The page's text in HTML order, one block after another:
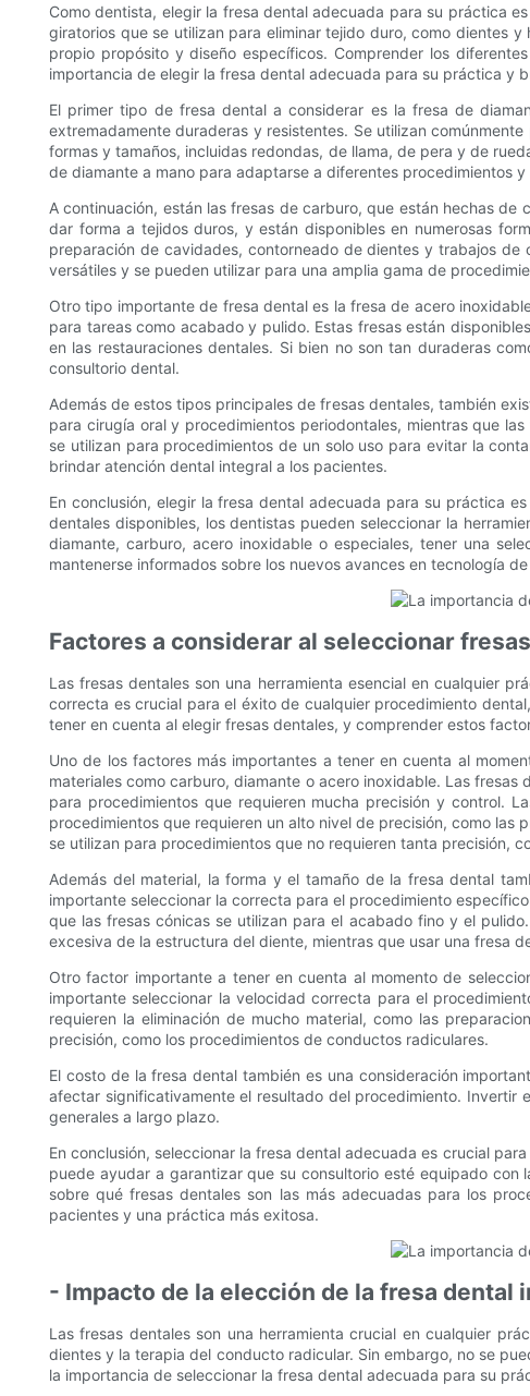
Como dentista, elegir la fresa dental adecuada para su práctica
giratorios que se utilizan para eliminar tejido duro, como dientes
propio propósito y diseño específicos. Comprender los
importancia de elegir la fresa dental adecuada para su práctica y
El primer tipo de fresa dental a considerar es la fresa de
extremadamente duraderas y resistentes. Se utilizan
formas y tamaños, incluidas redondas, de llama, de pera y de
de diamante a mano para adaptarse a diferentes procedimientos
A continuación, están las fresas de carburo, que están hechas
dar forma a tejidos duros, y están disponibles en numerosas
preparación de cavidades, contorneado de dientes y trabajos
versátiles y se pueden utilizar para una amplia gama de
Otro tipo importante de fresa dental es la fresa de acero
para tareas como acabado y pulido. Estas fresas están
en las restauraciones dentales. Si bien no son tan duraderas
consultorio dental.
Además de estos tipos principales de fresas dentales, también
para cirugía oral y procedimientos periodontales, mientras que
se utilizan para procedimientos de un solo uso para evitar la
brindar atención dental integral a los pacientes.
En conclusión, elegir la fresa dental adecuada para su práctica
dentales disponibles, los dentistas pueden seleccionar la
diamante, carburo, acero inoxidable o especiales, tener una
mantenerse informados sobre los nuevos avances en tecnología
Factores a considerar al seleccionar
Las fresas dentales son una herramienta esencial en cualquier
correcta es crucial para el éxito de cualquier procedimiento
tener en cuenta al elegir fresas dentales, y comprender estos
Uno de los factores más importantes a tener en cuenta al
materiales como carburo, diamante o acero inoxidable. Las
para procedimientos que requieren mucha precisión y control.
procedimientos que requieren un alto nivel de precisión, como
se utilizan para procedimientos que no requieren tanta precisión,
Además del material, la forma y el tamaño de la fresa dental
importante seleccionar la correcta para el procedimiento
que las fresas cónicas se utilizan para el acabado fino y el
excesiva de la estructura del diente, mientras que usar una fresa
Otro factor importante a tener en cuenta al momento de
importante seleccionar la velocidad correcta para el
requieren la eliminación de mucho material, como las
precisión, como los procedimientos de conductos radiculares.
El costo de la fresa dental también es una consideración
afectar significativamente el resultado del procedimiento. Invertir
generales a largo plazo.
En conclusión, seleccionar la fresa dental adecuada es crucial
puede ayudar a garantizar que su consultorio esté equipado con
sobre qué fresas dentales son las más adecuadas para los
pacientes y una práctica más exitosa.
- Impacto de la elección de la fresa dental
Las fresas dentales son una herramienta crucial en cualquier
dientes y la terapia del conducto radicular. Sin embargo, no se
la importancia de seleccionar la fresa dental adecuada para su